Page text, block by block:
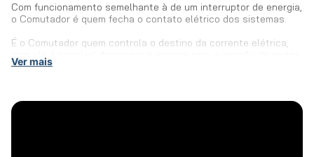
Com funcionamento semelhante à de um interruptor de energia,
o Comutador é quem fecha o contato elétrico dos sistemas.
É o Comutador quem controla o destino da corrente elétrica,
com ele é possível direcionar a energia para a ignição do motor
ou somente para os acessórios.
totalmente o acionamento do veículo. Conte com a Kostal, e
tenha um Comutador muito mais durável.
Ver mais